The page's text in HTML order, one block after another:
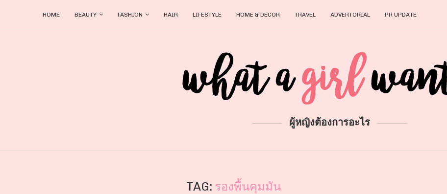
HOME BEAUTY FASHION HAIR LIFESTYLE HOME & DECOR TRAVEL ADVERTORIAL PR UPDATE
ผู้หญิงต้องการอะไร
TAG: รองพื้นคุมมัน